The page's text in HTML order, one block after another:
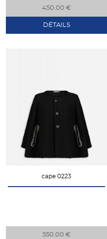
450.00 €
DÉTAILS
cape 0223
550.00 €